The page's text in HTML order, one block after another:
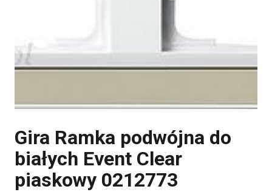
Gira Ramka podwójna do
białych Event Clear
piaskowy 0212773